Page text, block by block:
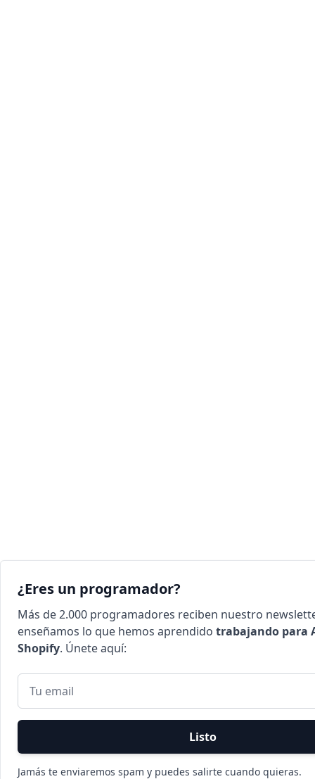
¿Eres un programador?
Más de 2.000 programadores reciben nuestro
enseñamos lo que hemos aprendido trabajando para
Shopify. Únete aquí:
Listo
Jamás te enviaremos spam y puedes salirte cuando quieras.